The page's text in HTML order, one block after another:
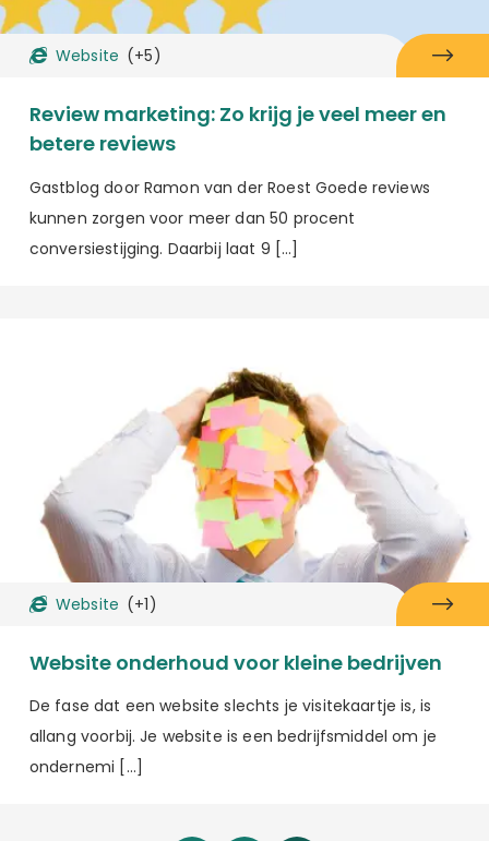
Website (+5)
Review marketing: Zo krijg je veel meer en
betere reviews
Gastblog door Ramon van der Roest Goede reviews
kunnen zorgen voor meer dan 50 procent
conversiestijging. Daarbij laat 9 […]
Website (+1)
Website onderhoud voor kleine bedrijven
De fase dat een website slechts je visitekaartje is, is
allang voorbij. Je website is een bedrijfsmiddel om je
ondernemi […]